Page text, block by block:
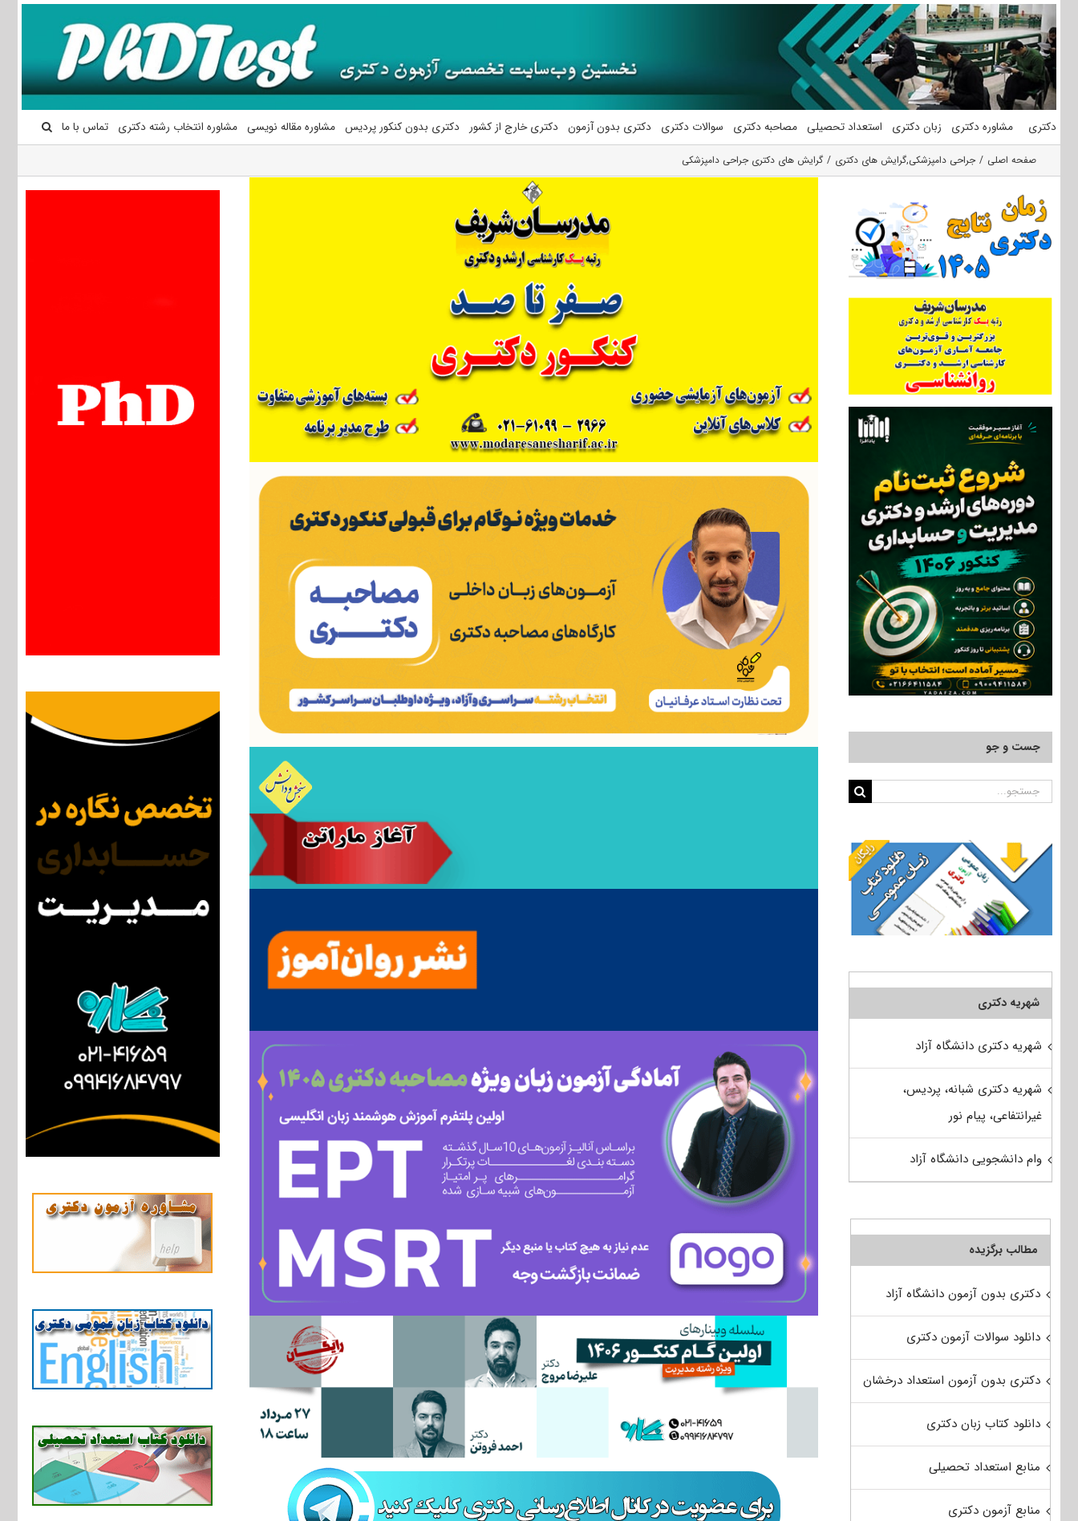
محتوا
دکتری مشاوره دکتری زبان دکتری استعداد تحصیلی مصاحبه دکتری سوالات دکتری دکتری بدون آزمون دکتری خارج از کشور دکتری بدون کنکور پردیس مشاوره مقاله نویسی مشاوره انتخاب رشته دکتری تماس با ما
صفحه اصلی جراحی دامپزشکی,گرایش های دکتری گرایش های دکتری ﺟﺮاحی داﻣﭙﺰشکی
جست و جو
جستجو
شهریه دکتری
شهریه دکتری دانشگاه آزاد
شهریه دکتری شبانه، پردیس،
غیرانتفاعی، پیام نور
وام دانشجویی دانشگاه آزاد
مطالب برگزیده
دکتری بدون آزمون دانشگاه آزاد
دانلود سوالات آزمون دکتری
دکتری بدون آزمون استعداد درخشان
دانلود کتاب زبان دکتری
منابع استعداد تحصیلی
منابع آزمون دکتری